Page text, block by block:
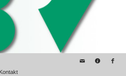
Kontakt